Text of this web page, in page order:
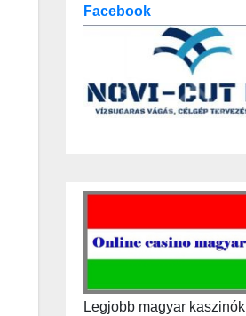
Facebook
Legjobb magyar kaszinók